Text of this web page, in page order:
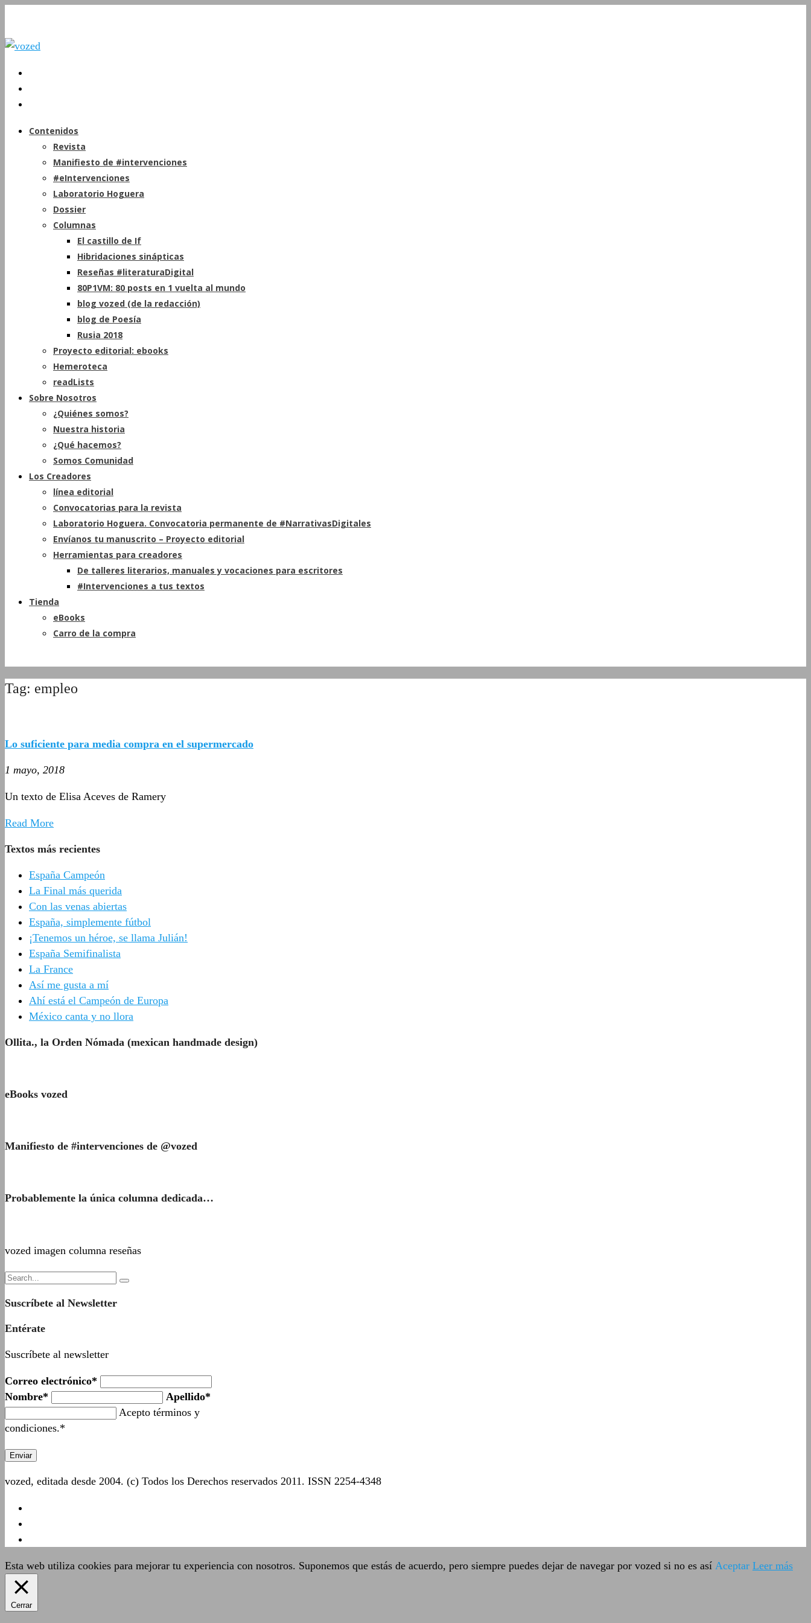
Contenidos
Revista
Manifiesto de #intervenciones
#eIntervenciones
Laboratorio Hoguera
Dossier
Columnas
El castillo de If
Hibridaciones sinápticas
Reseñas #literaturaDigital
80P1VM: 80 posts en 1 vuelta al mundo
blog vozed (de la redacción)
blog de Poesía
Rusia 2018
Proyecto editorial: ebooks
Hemeroteca
readLists
Sobre Nosotros
¿Quiénes somos?
Nuestra historia
¿Qué hacemos?
Somos Comunidad
Los Creadores
línea editorial
Convocatorias para la revista
Laboratorio Hoguera. Convocatoria permanente de #NarrativasDigitales
Envíanos tu manuscrito – Proyecto editorial
Herramientas para creadores
De talleres literarios, manuales y vocaciones para escritores
#Intervenciones a tus textos
Tienda
eBooks
Carro de la compra
Tag: empleo
Lo suficiente para media compra en el supermercado
1 mayo, 2018
Un texto de Elisa Aceves de Ramery
Read More
Textos más recientes
España Campeón
La Final más querida
Con las venas abiertas
España, simplemente fútbol
¡Tenemos un héroe, se llama Julián!
España Semifinalista
La France
Así me gusta a mí
Ahí está el Campeón de Europa
México canta y no llora
Ollita., la Orden Nómada (mexican handmade design)
eBooks vozed
Manifiesto de #intervenciones de @vozed
Probablemente la única columna dedicada…
vozed imagen columna reseñas
Suscríbete al Newsletter
Entérate
Suscríbete al newsletter
Correo electrónico*
Nombre*
Apellido*
Acepto términos y
condiciones.*
vozed, editada desde 2004. (c) Todos los Derechos reservados 2011. ISSN 2254-4348
Esta web utiliza cookies para mejorar tu experiencia con nosotros. Suponemos que estás de acuerdo, pero siempre puedes dejar de navegar por vozed si no es así Aceptar Leer más
Cerrar